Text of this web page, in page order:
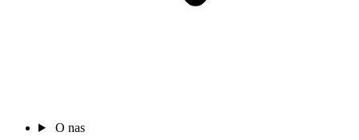
O nas